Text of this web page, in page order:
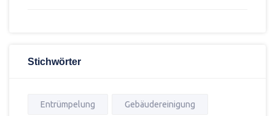
Stichwörter
Entrümpelung Gebäudereinigung